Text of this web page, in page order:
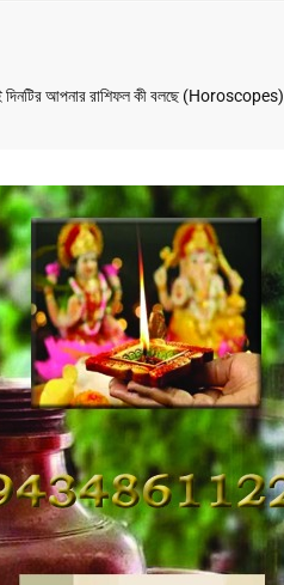
আপনার রাশিফল কী বলছে (Horoscopes)